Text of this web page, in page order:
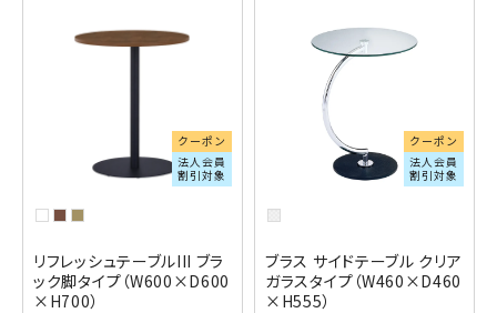
クーポン
法人会員
割引対象
リフレッシュテーブルIII ブラ
ック脚タイプ（W600×D600
×H700）
クーポン
法人会員
割引対象
ブラス サイドテーブル クリア
ガラスタイプ（W460×D460
×H555）